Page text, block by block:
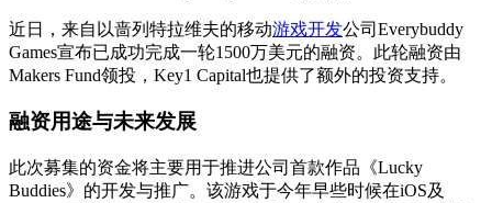
近日，来自以啬列特拉维夫的移动游戏开发公司Everybuddy
Games宣布已成功完成一轮1500万美元的融资。此轮融资由
Makers Fund领投，Key1 Capital也提供了额外的投资支持。
融资用途与未来发展
此次募集的资金将主要用于推进公司首款作品《Lucky
Buddies》的开发与推广。该游戏于今年早些时候在iOS及